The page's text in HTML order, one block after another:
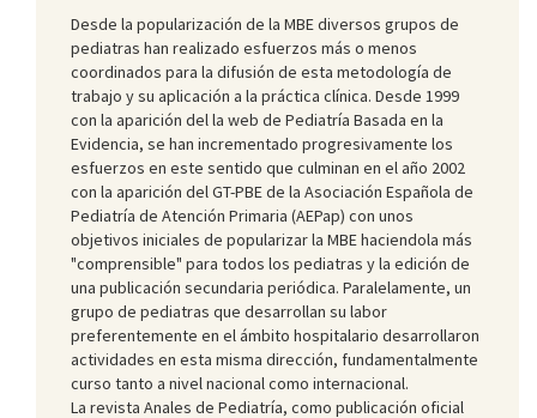
Desde la popularización de la MBE diversos grupos de
pediatras han realizado esfuerzos más o menos
coordinados para la difusión de esta metodología de
trabajo y su aplicación a la práctica clínica. Desde 1999
con la aparición del la web de Pediatría Basada en la
Evidencia, se han incrementado progresivamente los
esfuerzos en este sentido que culminan en el año 2002
con la aparición del GT-PBE de la Asociación Española de
Pediatría de Atención Primaria (AEPap) con unos
objetivos iniciales de popularizar la MBE haciendola más
"comprensible" para todos los pediatras y la edición de
una publicación secundaria periódica. Paralelamente, un
grupo de pediatras que desarrollan su labor
preferentemente en el ámbito hospitalario desarrollaron
actividades en esta misma dirección, fundamentalmente
curso tanto a nivel nacional como internacional.
La revista Anales de Pediatría, como publicación oficial